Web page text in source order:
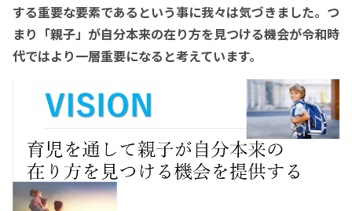
する重要な要素であるという事に我々は気づきました。つ
まり「親子」が自分本来の在り方を見つける機会が令和時
代ではより一層重要になると考えています。